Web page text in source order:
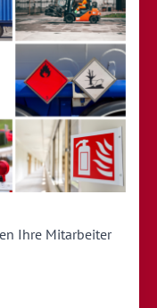
Ihre Mitarbeiter